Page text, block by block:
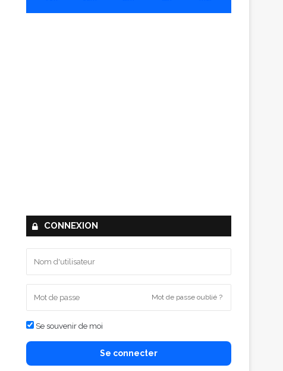
CONNEXION
Mot de passe oublié ?
Se souvenir de moi
Se connecter